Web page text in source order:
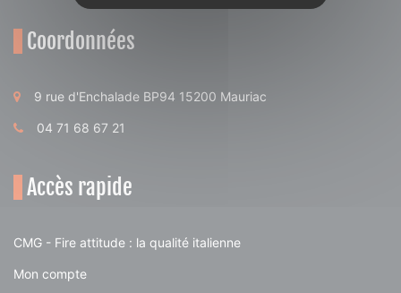
Coordonnées
9 rue d'Enchalade BP94 15200 Mauriac
04 71 68 67 21
Accès rapide
CMG - Fire attitude : la qualité italienne
Mon compte